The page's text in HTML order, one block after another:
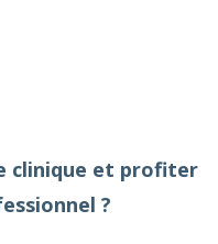
clinique et profiter
?